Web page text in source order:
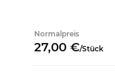
Normalpreis
27,00 €/Stück